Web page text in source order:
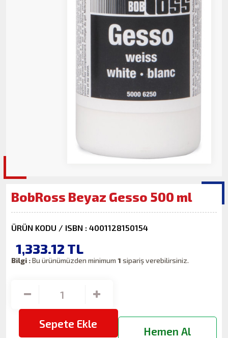
BobRoss Beyaz Gesso 500 ml
ÜRÜN KODU / ISBN : 4001128150154
1,333.12 TL
Bilgi :Bu ürünümüzden minimum1sipariş verebilirsiniz.
Sepete Ekle
Hemen Al